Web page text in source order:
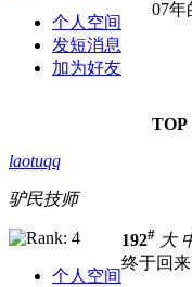
个人空间
发短消息
加为好友
07年
TOP
laotuqq
驴民技师
个人空间
192# 大
终于回